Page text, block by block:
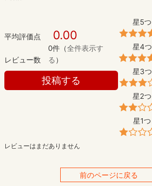
平均評価点 0.00
レビュー数
0件（全件表示す
る ）
投稿する
星5つ
星4つ
星3つ
星2つ
星1つ
レビューはまだありません
前のページに戻る